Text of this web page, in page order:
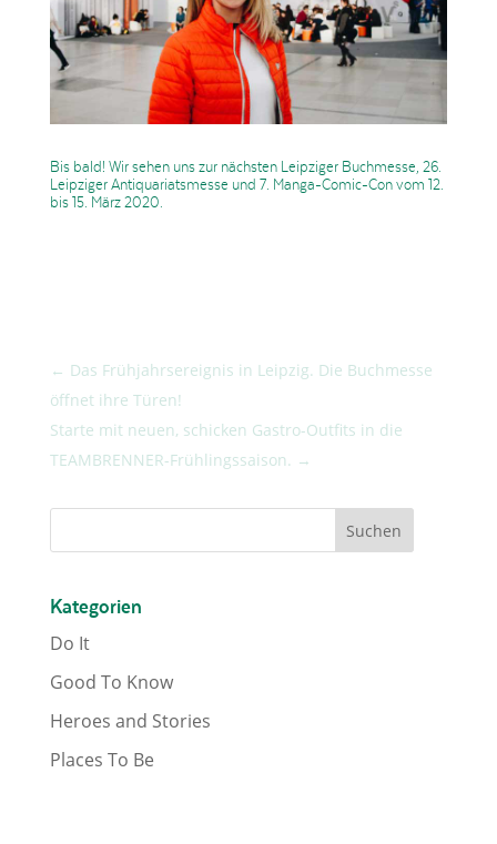
Bis bald! Wir sehen uns zur nächsten Leipziger Buchmesse, 26.
Leipziger Antiquariatsmesse und 7. Manga-Comic-Con vom 12.
bis 15. März 2020.
← Das Frühjahrsereignis in Leipzig. Die Buchmesse
öffnet ihre Türen!
Starte mit neuen, schicken Gastro-Outfits in die
TEAMBRENNER-Frühlingssaison. →
Kategorien
Do It
Good To Know
Heroes and Stories
Places To Be